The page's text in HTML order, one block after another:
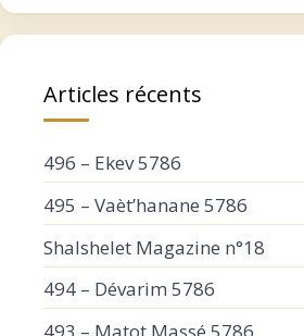
Articles récents
496 – Ekev 5786
495 – Vaèt’hanane 5786
Shalshelet Magazine n°18
494 – Dévarim 5786